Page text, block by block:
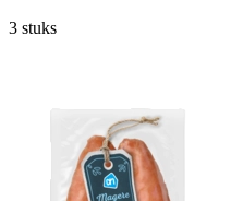
3 stuks